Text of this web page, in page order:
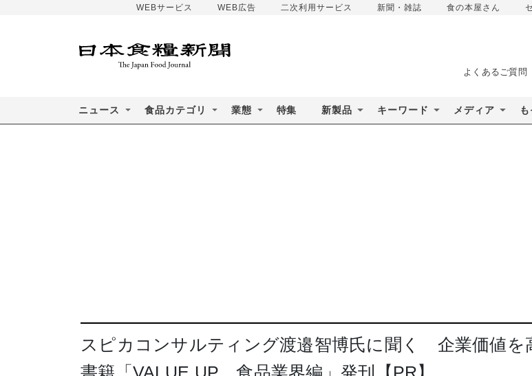
WEBサービス WEB広告 二次利用サービス 新聞・雑誌 食の本屋さん
よくあるご質問
ニュース 食品カテゴリ 業態 特集 新製品 キーワード メディア
スピカコンサルティング渡邉智博氏に聞く 企業価値を
書籍「VALUE UP 食品業界編」発刊【PR】